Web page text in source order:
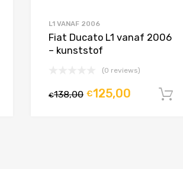
In winkelwagen
L1 VANAF 2006
Fiat Ducato L1 vanaf 2006
– kunststof
(0 reviews)
€138,00 €125,00